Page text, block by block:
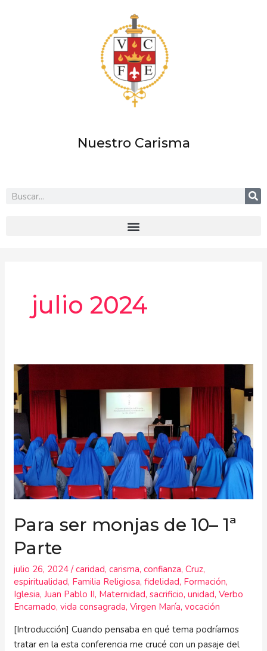
Nuestro Carisma
julio 2024
Para ser monjas de 10– 1ª
Parte
julio 26, 2024/caridad,carisma,confianza,Cruz,
espiritualidad, Familia Religiosa,fidelidad, Formación,
Iglesia,Juan Pablo II, Maternidad,sacrificio,unidad,Verbo
Encarnado,vida consagrada,Virgen María,vocación
[Introducción] Cuando pensaba en qué tema podríamos
tratar en la esta conferencia me crucé con un pasaje del
Para
ser
monjas
de
10–
1ª
Parte